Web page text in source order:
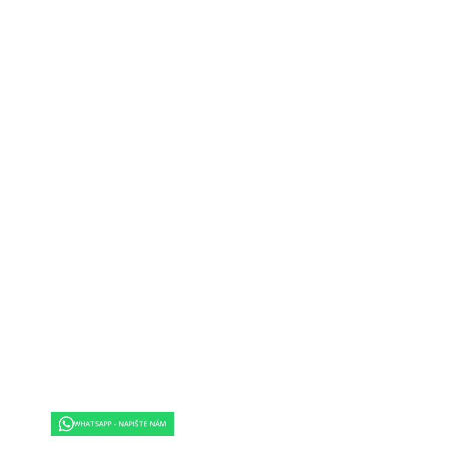
pohodlí a relaxaci. Každý pokoj je vybaven vlastním sociálním zařízením a koupelnou se sprchou či vanou. Pokoje disponují také
balkonem nebo terasou a jsou plně klimatizovány. V každém pokoji je dostupné WiFi připojení. Pokoje je možné rezervovat s
pokojů, najdete v oficiálním popisu u jednotlivých termínů
vám dobře poslouží hotelové Wellness zázemí s nabídkou masáží a relaxačních procedur. Děti najdou příjemné zázemí v dětské
personál vám rád pomůže se vším, od pronájmu auta až po plánování výletů, a doporučí vám ta nejlepší místa na ostrově
a nealko nápoje
WHATSAPP - NAPIŠTE NÁM